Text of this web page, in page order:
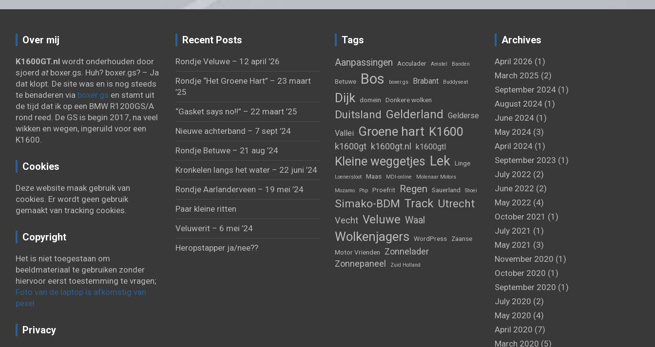
Over mij
K1600GT.nl wordt onderhouden door
sjoerd atboxer.gs. Huh? boxer.gs? – Ja
dat klopt. De site was en is nog steeds
te benaderen via boxer.gs en stamt uit
de tijd dat ik op een BMW R1200GS/A
rond reed. De GS is begin 2017, na veel
wikken en wegen, ingeruild voor een
K1600.
Cookies
Deze website maak gebruik van
cookies. Er wordt geen gebruik
gemaakt van tracking cookies.
Copyright
Het is niet toegestaan om
beeldmateriaal te gebruiken zonder
hiervoor eerst toestemming te vragen;
Foto van de laptop is afkomstig van
pexel
Privacy
Recent Posts
Rondje Veluwe – 12 april ’26
Rondje “Het Groene Hart” – 23 maart
’25
“Gasket says no!!” – 22 maart ’25
Nieuwe achterband – 7 sept ’24
Rondje Betuwe – 21 aug ’24
Kronkelen langs het water – 22 juni ’24
Rondje Aarlanderveen – 19 mei ’24
Paar kleine ritten
Veluwerit – 6 mei ’24
Heropstapper ja/nee??
Tags
Aanpassingen Acculader Amstel Banden
Betuwe Bos boxer.gs Brabant Buddyseat
Dijk domein Donkere wolken
Duitsland Gelderland Gelderse
Vallei
Groene hart K1600
k1600gt k1600gt.nl k1600gtl
Kleine weggetjes Lek Linge
Loenersloot Maas MDI-online Molenaar Motors
Mozamo Php Proefrit Regen Sauerland Shoei
Simako-BDM Track Utrecht
Vecht Veluwe Waal
Wolkenjagers WordPress
Zaanse
Motor Vrienden
Zonnelader
Zonnepaneel
Zuid Holland
Archives
April 2026 (1)
March 2025 (2)
September 2024(1)
August 2024(1)
June 2024(1)
May 2024(3)
April 2024(1)
September 2023 (1)
July 2022 (2)
June 2022 (2)
May 2022 (4)
October 2021 (1)
July 2021 (1)
May 2021 (3)
November 2020 (1)
October 2020 (1)
September 2020 (1)
July 2020 (2)
May 2020 (4)
April 2020 (7)
March 2020 (5)